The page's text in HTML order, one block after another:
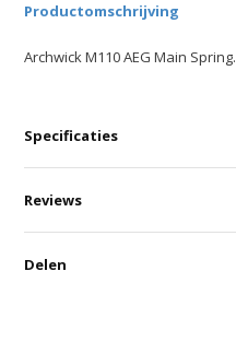
Productomschrijving
Archwick M110 AEG Main Spring.
Specificaties
Reviews
Delen